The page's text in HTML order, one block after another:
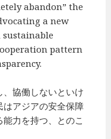
abandon” the
a new
pattern
協働しないといけ
はアジアの安全保障
力を持つ、とのこ